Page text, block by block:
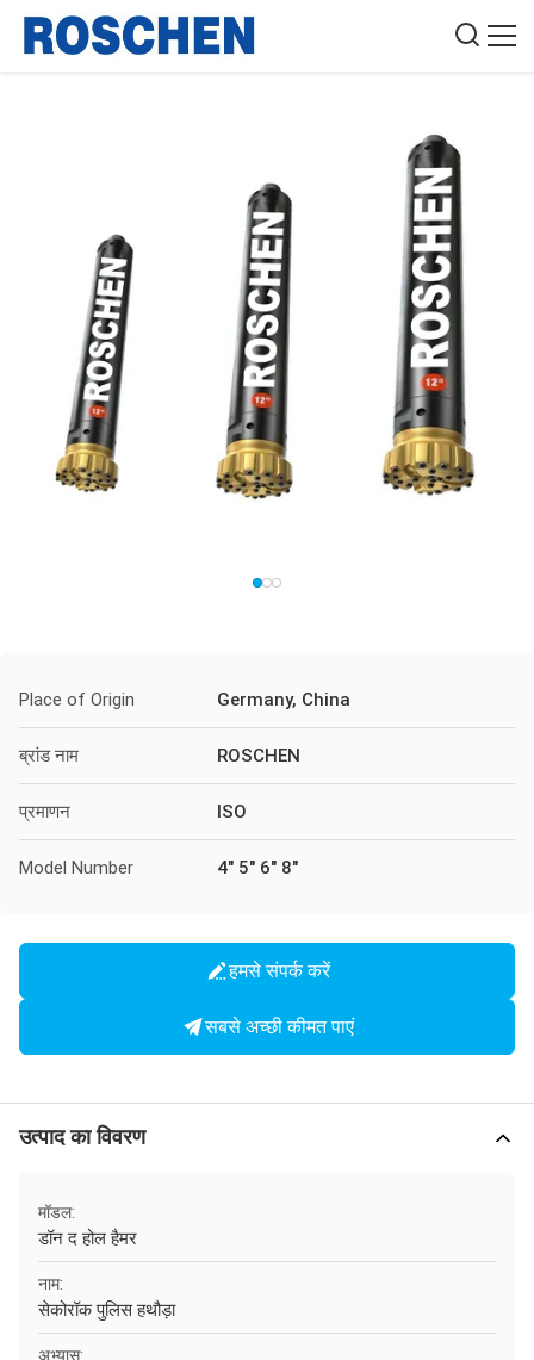
Place of Origin Germany, China
ब्रांड नाम ROSCHEN
प्रमाणन ISO
Model Number 4" 5" 6" 8"
हमसे संपर्क करें
सबसे अच्छी कीमत पाएं
उत्पाद का विवरण
मॉडल:
डॉन द होल हैमर
नाम:
सेकोरॉक पुलिस हथौड़ा
अभ्यास: